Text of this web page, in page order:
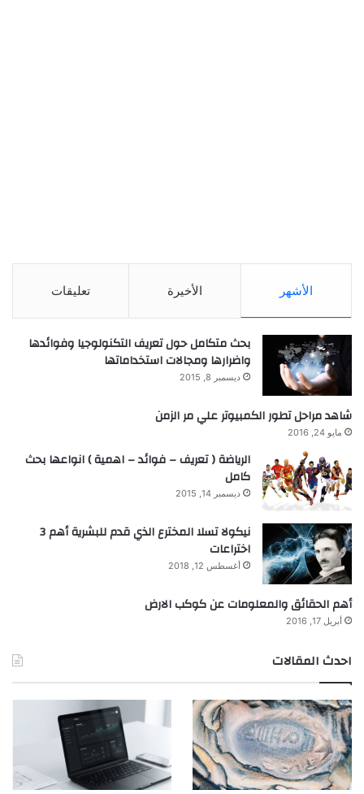
الأشهر الأخيرة تعليقات
بحث متكامل حول تعريف التكنولوجيا وفوائدها
واضرارها ومجالات استخداماتها
ديسمبر 8, 2015
شاهد مراحل تطور الكمبيوتر علي مر الزمن
مايو 24, 2016
الرياضة ( تعريف – فوائد – اهمية ) انواعها بحث
كامل
ديسمبر 14, 2015
نيكولا تسلا المخترع الذي قدم للبشرية أهم 3
اختراعات
أغسطس 12, 2018
أهم الحقائق والمعلومات عن كوكب الارض
أبريل 17, 2016
احدث المقالات